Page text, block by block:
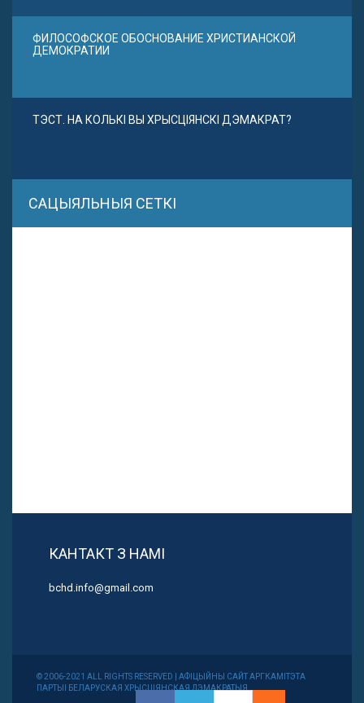
ФИЛОСОФСКОЕ ОБОСНОВАНИЕ ХРИСТИАНСКОЙ
ДЕМОКРАТИИ
ТЭСТ. НА КОЛЬКІ ВЫ ХРЫСЦІЯНСКІ ДЭМАКРАТ?
САЦЫЯЛЬНЫЯ СЕТКІ
КАНТАКТ З НАМІ
bchd.info@gmail.com
© 2006-2021 ALL RIGHTS RESERVED | АФІЦЫЙНЫ САЙТ АРГКАМІТЭТА
ПАРТЫІ БЕЛАРУСКАЯ ХРЫСЦІЯНСКАЯ ДЭМАКРАТЫЯ